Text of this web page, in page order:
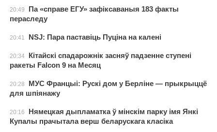
20:49
Па «справе ЕГУ» зафіксаваныя 183 факты
пераследу
20:41 NSJ: Пара паставіць Пуціна на калені
20:34
Кітайскі спадарожнік засняў падзенне ступені
ракеты Falcon 9 на Месяц
20:28
МУС Францыі: Рускі дом у Берліне — прыкрыццё
для шпіянажу
20:16
Нямецкая дыпламатка ў мінскім парку імя Янкі
Купалы прачытала верш беларускага класіка